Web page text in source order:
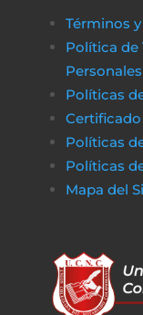
Términos
Política de
Personales
Políticas
Políticas
Políticas
Mapa del